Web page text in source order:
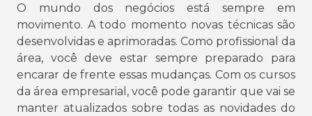
O mundo dos negócios está sempre em
movimento. A todo momento novas técnicas são
desenvolvidas e aprimoradas. Como profissional da
área, você deve estar sempre preparado para
encarar de frente essas mudanças. Com os cursos
da área empresarial, você pode garantir que vai se
manter atualizados sobre todas as novidades do